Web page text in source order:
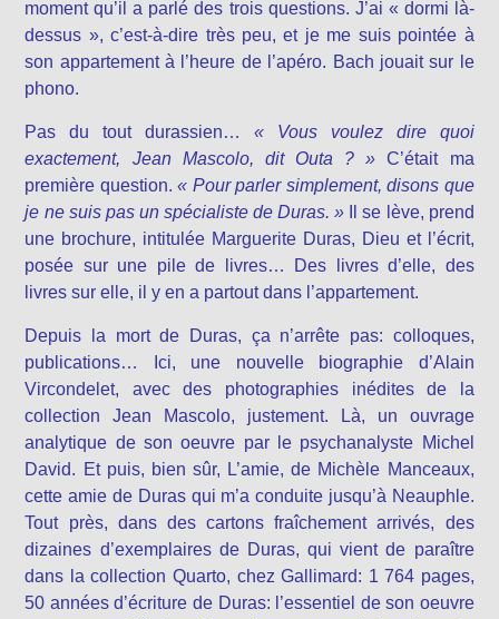
moment qu’il a parlé des trois questions. J’ai « dormi là-
dessus », c’est-à-dire très peu, et je me suis pointée à
son appartement à l’heure de l’apéro. Bach jouait sur le
phono.
Pas du tout durassien…
« Vous voulez dire quoi
exactement, Jean Mascolo, dit Outa ? » C’était ma
première question. « Pour parler simplement, disons que
je ne suis pas un spécialiste de Duras. » Il se lève, prend
une brochure, intitulée Marguerite Duras, Dieu et l’écrit,
posée sur une pile de livres… Des livres d’elle, des
livres sur elle, il y en a partout dans l’appartement.
Depuis la mort de Duras, ça n’arrête pas: colloques,
publications… Ici, une nouvelle biographie d’Alain
Vircondelet, avec des photographies inédites de la
collection Jean Mascolo, justement. Là, un ouvrage
analytique de son oeuvre par le psychanalyste Michel
David. Et puis, bien sûr, L’amie, de Michèle Manceaux,
cette amie de Duras qui m’a conduite jusqu’à Neauphle.
Tout près, dans des cartons fraîchement arrivés, des
dizaines d’exemplaires de Duras, qui vient de paraître
dans la collection Quarto, chez Gallimard: 1 764 pages,
50 années d’écriture de Duras: l’essentiel de son oeuvre